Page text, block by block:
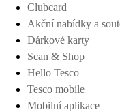
Clubcard
Akční nabídky a
Dárkové karty
Scan & Shop
Hello Tesco
Tesco mobile
Mobilní aplikace